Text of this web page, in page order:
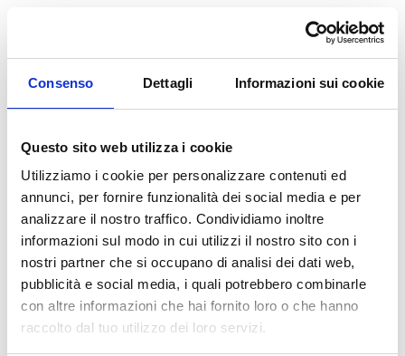
Consenso Dettagli Informazioni sui cookie
Questo sito web utilizza i cookie
Utilizziamo i cookie per personalizzare contenuti ed
annunci, per fornire funzionalità dei social media e per
analizzare il nostro traffico. Condividiamo inoltre
informazioni sul modo in cui utilizzi il nostro sito con i
nostri partner che si occupano di analisi dei dati web,
pubblicità e social media, i quali potrebbero combinarle
con altre informazioni che hai fornito loro o che hanno
raccolto dal tuo utilizzo dei loro servizi.
Login
Enter your email and password below to login
to your account
Email
Password Forgot your password?